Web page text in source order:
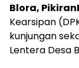
Blora,
Kearsipan
kunjungan
Lentera Desa